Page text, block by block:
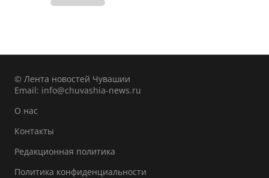
© Лента новостей Чувашии
Email: info@chuvashia-news.ru
О нас
Контакты
Редакционная политика
Политика конфиденциальности